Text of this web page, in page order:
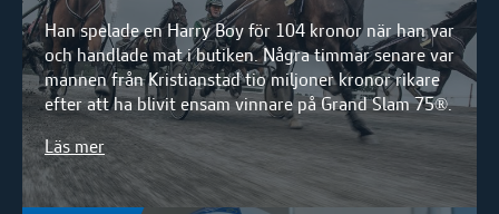
Han spelade en Harry Boy för 104 kronor när han var
och handlade mat i butiken. Några timmar senare var
mannen från Kristianstad tio miljoner kronor rikare
efter att ha blivit ensam vinnare på Grand Slam 75®.
Läs mer